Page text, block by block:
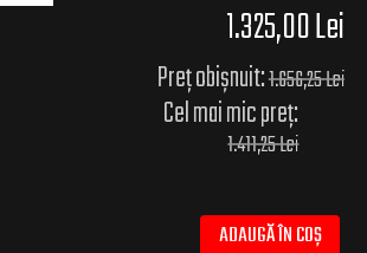
1.325,00 Lei
Preț obișnuit:1.656,25 Lei
Cel mai mic preț:
1.411,25 Lei
ADAUGĂ ÎN COȘ